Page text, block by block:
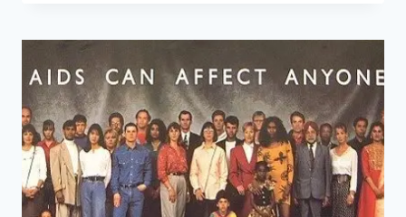
TERAPI
MENINGKATKAN
KUALITAS
HIDUP